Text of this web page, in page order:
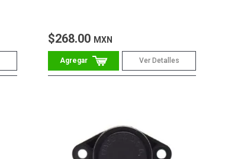
$268.00 MXN
Ver Detalles